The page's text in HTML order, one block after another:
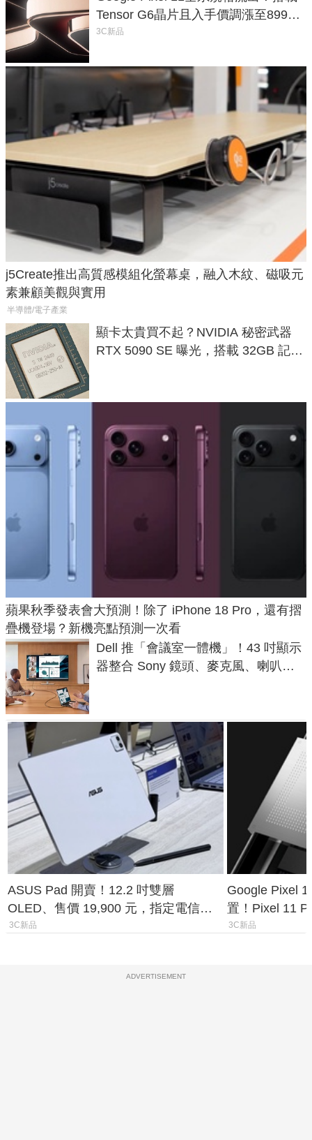
Tensor G6晶片且入手價調漲至899美
元
3C新品
j5Create推出高質感模組化螢幕桌，融入木紋、磁吸元
素兼顧美觀與實用
半導體/電子產業
顯卡太貴買不起？NVIDIA 秘密武器
RTX 5090 SE 曝光，搭載 32GB 記憶
蘋果秋季發表會大預測！除了 iPhone 18 Pro，還有摺
疊機登場？新機亮點預測一次看
Dell 推「會議室一體機」！43 吋顯示
器整合 Sony 鏡頭、麥克風、喇叭，
ASUS Pad 開賣！12.2 吋雙層
OLED、售價 19,900 元，指定電信資
費最低 0 元入手
3C新品
Google Pixel
置！Pixel 11
1.6%
3C新品
ADVERTISEMENT